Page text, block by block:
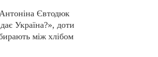
Антоніна Євтодюк
Україна?», доти
між хлібом